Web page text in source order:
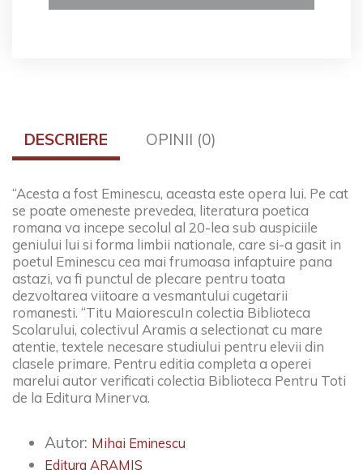
DESCRIERE OPINII (0)
“Acesta a fost Eminescu, aceasta este opera lui. Pe cat
se poate omeneste prevedea, literatura poetica
romana va incepe secolul al 20-lea sub auspiciile
geniului lui si forma limbii nationale, care si-a gasit in
poetul Eminescu cea mai frumoasa infaptuire pana
astazi, va fi punctul de plecare pentru toata
dezvoltarea viitoare a vesmantului cugetarii
romanesti. “Titu MaiorescuIn colectia Biblioteca
Scolarului, colectivul Aramis a selectionat cu mare
atentie, textele necesare studiului pentru elevii din
clasele primare. Pentru editia completa a operei
marelui autor verificati colectia Biblioteca Pentru Toti
de la Editura Minerva.
Autor: Mihai Eminescu
Editura ARAMIS